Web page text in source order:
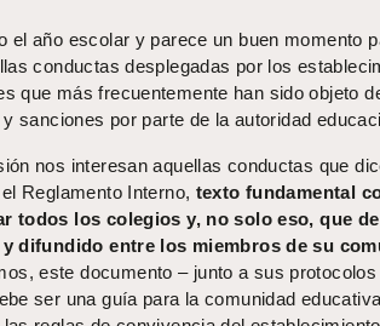
el año escolar y parece un buen momento
conductas desplegadas por los
que más frecuentemente han sido objeto
sanciones por parte de la autoridad
nos interesan aquellas conductas que
Reglamento Interno, texto fundamental
todos los colegios y, no solo eso, que
difundido entre los miembros de su
este documento – junto a sus protocolos
ser una guía para la comunidad